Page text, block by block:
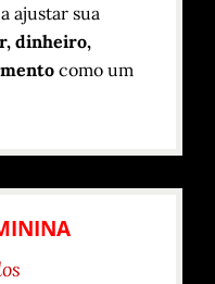
ajustar sua
dinheiro,
como um